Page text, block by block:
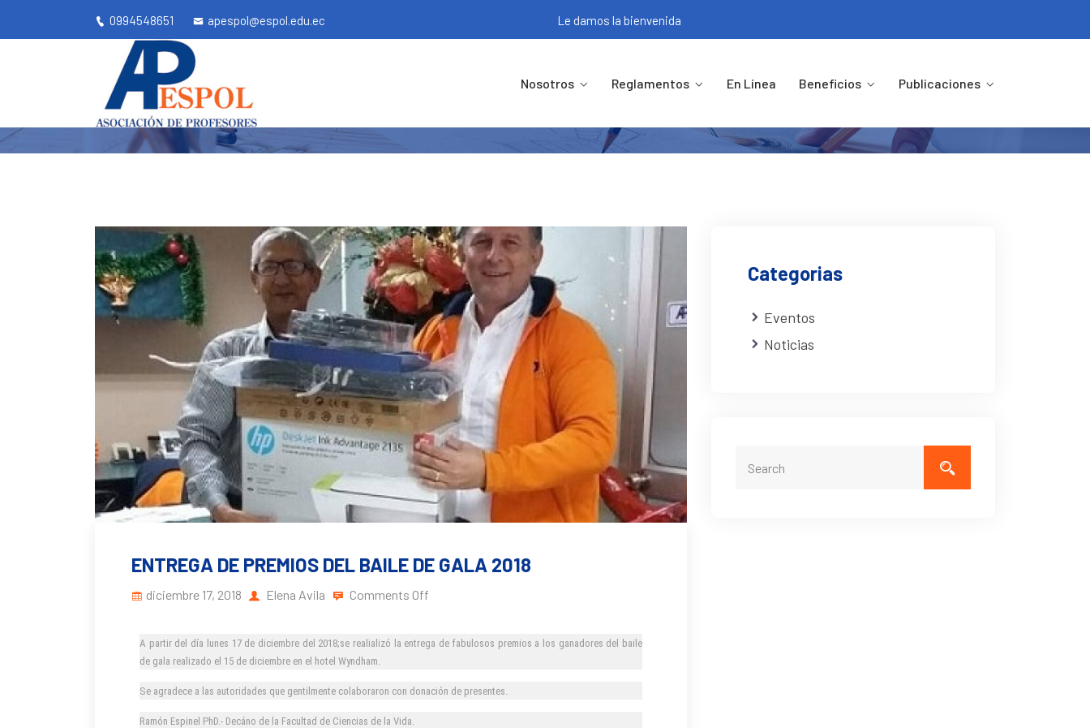
0994548651 apespol@espol.edu.ec Le damos la bienvenida
Nosotros Reglamentos En Línea Beneficios Publicaciones
ENTREGA DE PREMIOS DEL BAILE DE GALA 2018
ENTREGA DE PREMIOS DEL BAILE DE GALA 2018
diciembre 17, 2018 Elena Avila Comments Off
A partir del día lunes 17 de diciembre del 2018;se realializó la entrega de fabulosos premios a los ganadores del baile
de gala realizado el 15 de diciembre en el hotel Wyndham.
Se agradece a las autoridades que gentilmente colaboraron con donación de presentes.
Ramón Espinel PhD.- Decáno de la Facultad de Ciencias de la Vida.
Categorias
Eventos
Noticias